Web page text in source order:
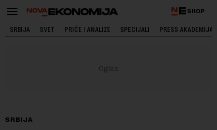
SHOP
SRBIJA SVET PRIČE I ANALIZE SPECIJALI PRESS AKADEMIJA
SRBIJA